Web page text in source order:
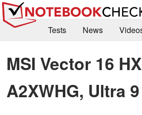
Tests News
Kaufberatung
Deals Suche
Forum
MSI Vector 16
A2XWHG, Ultra